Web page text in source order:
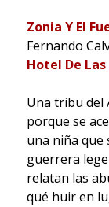
Zonia Y El
Fernando
Hotel De
Una tribu del
porque se
una niña que
guerrera
relatan las
qué huir en